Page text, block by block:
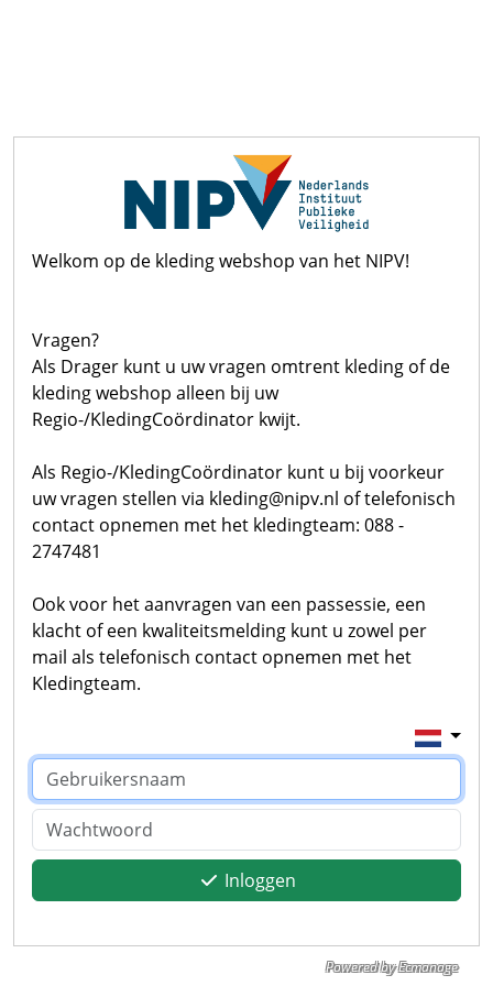
Welkom op de kleding webshop van het NIPV!
Vragen?
Als Drager kunt u uw vragen omtrent kleding of de
kleding webshop alleen bij uw
Regio-/KledingCoördinator kwijt.
Als Regio-/KledingCoördinator kunt u bij voorkeur
uw vragen stellen via kleding@nipv.nl of telefonisch
contact opnemen met het kledingteam: 088 -
2747481
Ook voor het aanvragen van een passessie, een
klacht of een kwaliteitsmelding kunt u zowel per
mail als telefonisch contact opnemen met het
Kledingteam.
Inloggen
Powered by Ecmanage